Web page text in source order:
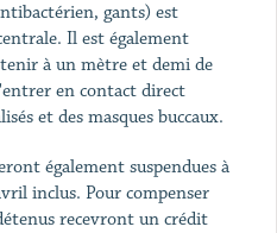
gants) est
Il est également
à un mètre et demi de
en contact direct
et des masques buccaux.
également suspendues à
inclus. Pour compenser
recevront un crédit